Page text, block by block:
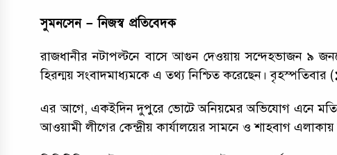
সুমনসেন – নিজস্ব প্রতিবেদক
রাজধানীর নটাপল্টনে বাসে আগুন দেওয়ায় সন্দেহভাজন ৯
হিরন্ময় সংবাদমাধ্যমকে এ তথ্য নিশ্চিত করেছেন। বৃহস্পতিবার
এর আগে, একইদিন দুপুরে ভোটে অনিয়মের অভিযোগ এনে
আওয়ামী লীগের কেন্দ্রীয় কার্যালয়ের সামনে ও শাহবাগ